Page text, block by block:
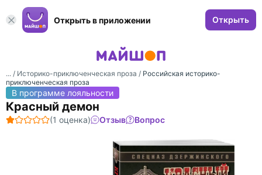
Открыть в приложении Открыть
... / Историко-приключенческая проза / Российская историко-
приключенческая проза
В программе лояльности
Красный демон
(1 оценка) Отзыв Вопрос